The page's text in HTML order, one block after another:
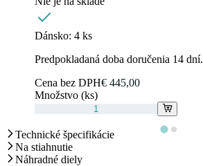
Dánsko: 4 ks
Predpokladaná doba doručenia 14 dní.
Cena bez DPH€ 445,00
Množstvo (ks)
Technické špecifikácie
Na stiahnutie
Náhradné diely